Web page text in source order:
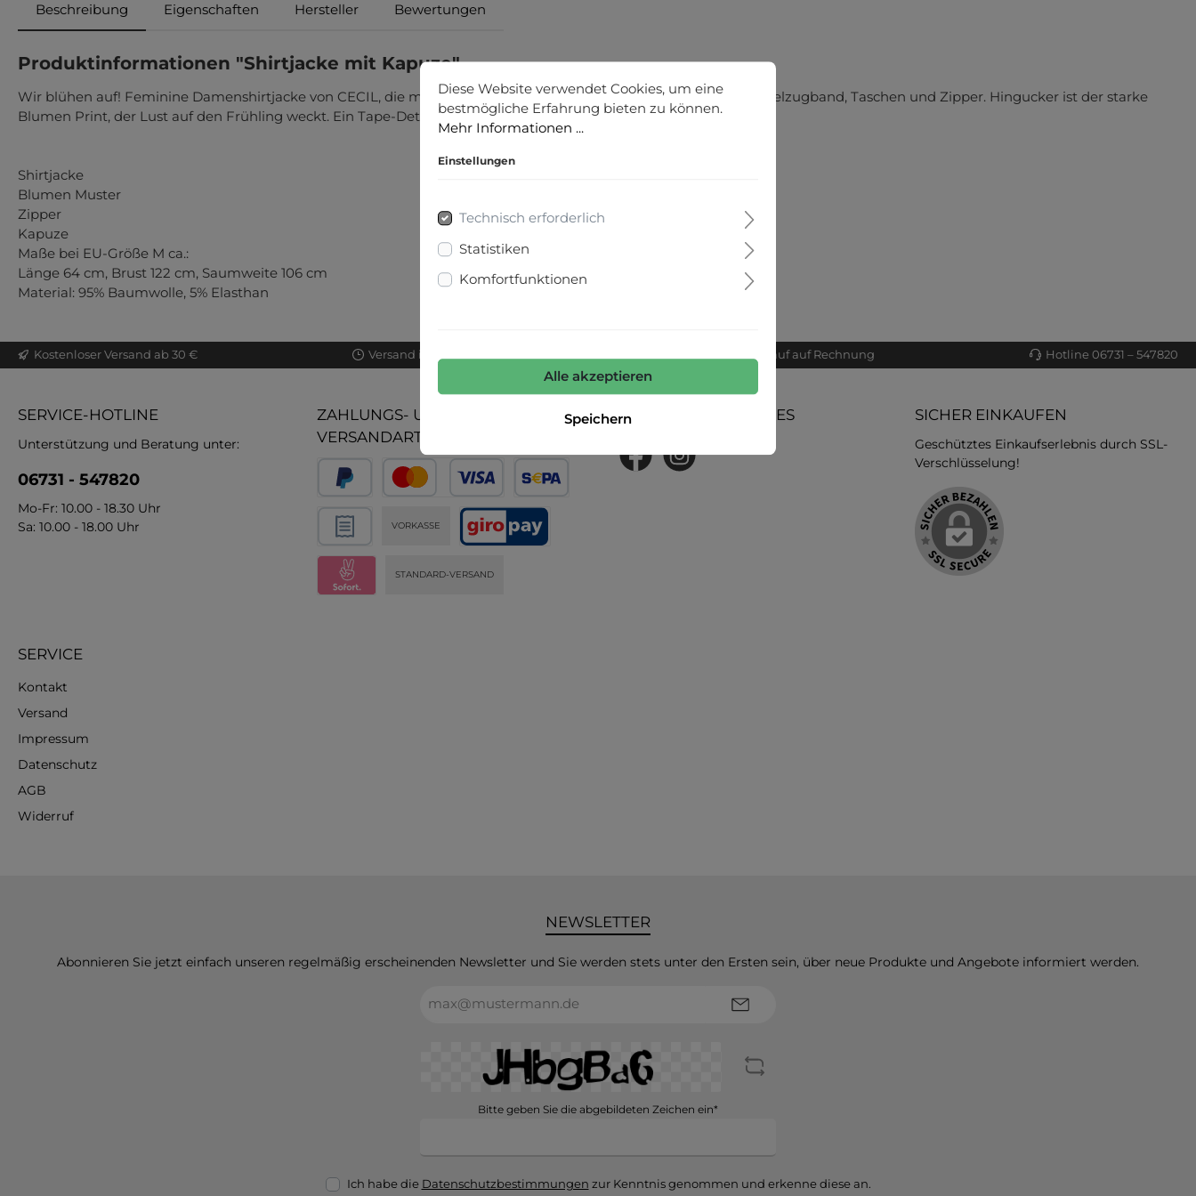
Beschreibung Eigenschaften Hersteller Bewertungen
Produktinformationen "Shirtjacke mit Kapuze"
Wir blühen auf! Feminine Damenshirtjacke von CECIL, die man haben muss. Ein neues It-Piece mit Kapuze, Tunnelzugband, Taschen und Zipper. Hingucker ist der starke
Blumen Print, der Lust auf den Frühling weckt. Ein Tape-Detail mit Wording überrascht auf dem Ärmel.
Shirtjacke
Blumen Muster
Zipper
Kapuze
Maße bei EU-Größe M ca.:
Länge 64 cm, Brust 122 cm, Saumweite 106 cm
Material: 95% Baumwolle, 5% Elasthan
Kostenloser Versand ab 30 € Versand innerhalb von 24h Bequemer Kauf auf Rechnung Hotline 06731 – 547820
SERVICE-HOTLINE
Unterstützung und Beratung unter:
06731 - 547820
Mo-Fr: 10.00 - 18.30 Uhr
Sa: 10.00 - 18.00 Uhr
ZAHLUNGS- UND
VERSANDARTEN
VORKASSE
STANDARD-VERSAND
UNSERE COMMUNITIES SICHER EINKAUFEN
Geschütztes Einkaufserlebnis durch SSL-
Verschlüsselung!
SERVICE
Kontakt
Versand
Impressum
Datenschutz
AGB
Widerruf
NEWSLETTER
Abonnieren Sie jetzt einfach unseren regelmäßig erscheinenden Newsletter und Sie werden stets unter den Ersten sein, über neue Produkte und Angebote informiert werden.
Mail-
Bitte geben Sie die abgebildeten Zeichen ein*
Ich habe die Datenschutzbestimmungen zur Kenntnis genommen und erkenne diese an.
Diese Website verwendet Cookies, um eine
bestmögliche Erfahrung bieten zu können.
Mehr Informationen ...
Einstellungen
Technisch erforderlich
Statistiken
Komfortfunktionen
Alle akzeptieren
Speichern